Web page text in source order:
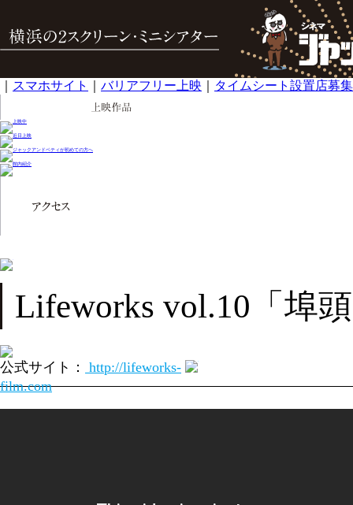
スマホサイト バリアフリー上映 タイムシート設置店募集
Lifeworks vol.10「埠
公式サイト：
http://lifeworks-
film.com